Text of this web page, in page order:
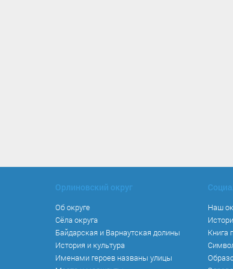
Орлиновский округ
Об округе
Сёла округа
Байдарская и Варнаутская долины
История и культура
Именами героев названы улицы
Наш
Книга